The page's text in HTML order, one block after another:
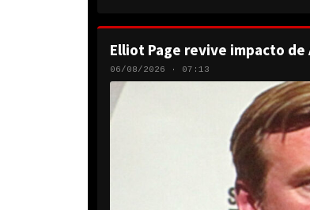
Elliot Page revive impacto
06/08/2026 · 07:13